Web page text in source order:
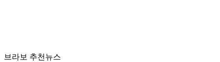
브라보 추천뉴스